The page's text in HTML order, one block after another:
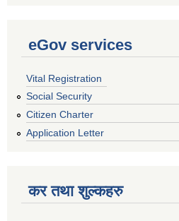
eGov services
Vital Registration
Social Security
Citizen Charter
Application Letter
कर तथा शुल्कहरु